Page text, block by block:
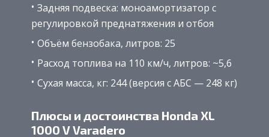
Задняя подвеска: моноамортизатор с
регулировкой преднатяжения и отбоя
Объём бензобака, литров: 25
Расход топлива на 110 км/ч, литров: ~5,6
Сухая масса, кг: 244 (версия с АБС — 248 кг)
Плюсы и достоинства Honda XL
1000 V Varadero